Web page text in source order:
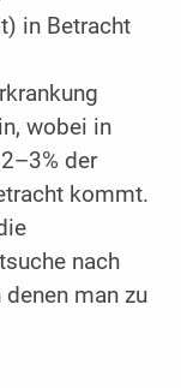
in Betracht
wobei in
der
kommt.
nach
man zu